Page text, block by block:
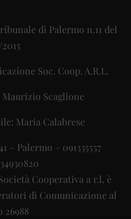
di Palermo n.11 del
Soc. Coop. A.R.L.
Scaglione
Maria Calabrese
– Palermo – 091335557
Cooperativa a r.l. è
di Comunicazione al
26988